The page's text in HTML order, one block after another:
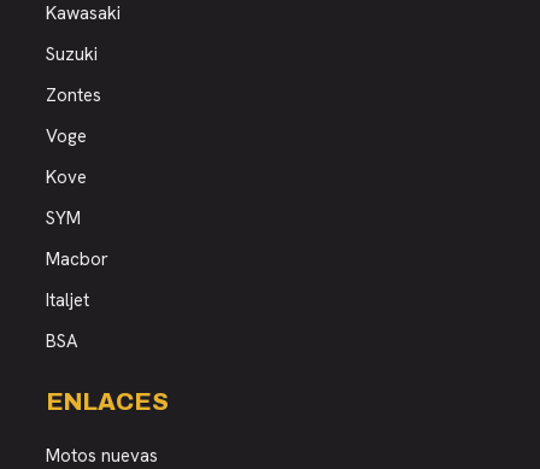
Kawasaki
Suzuki
Zontes
Voge
Kove
SYM
Macbor
Italjet
BSA
ENLACES
Motos nuevas